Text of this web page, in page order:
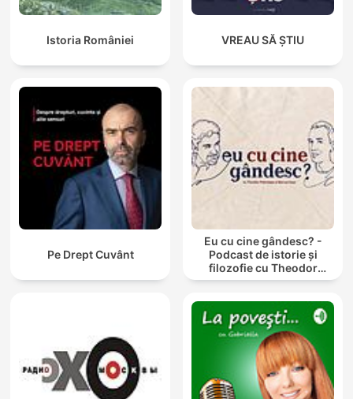
Istoria României VREAU SĂ ȘTIU
Pe Drept Cuvânt
Eu cu cine gândesc? -
Podcast de istorie și
filozofie cu Theodor
Paleologu și Răzvan Ioan